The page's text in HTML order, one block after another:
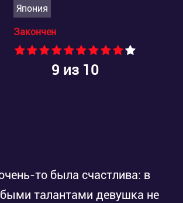
Япония
Закончен
9 из 10
то была счастлива: в
талантами девушка не